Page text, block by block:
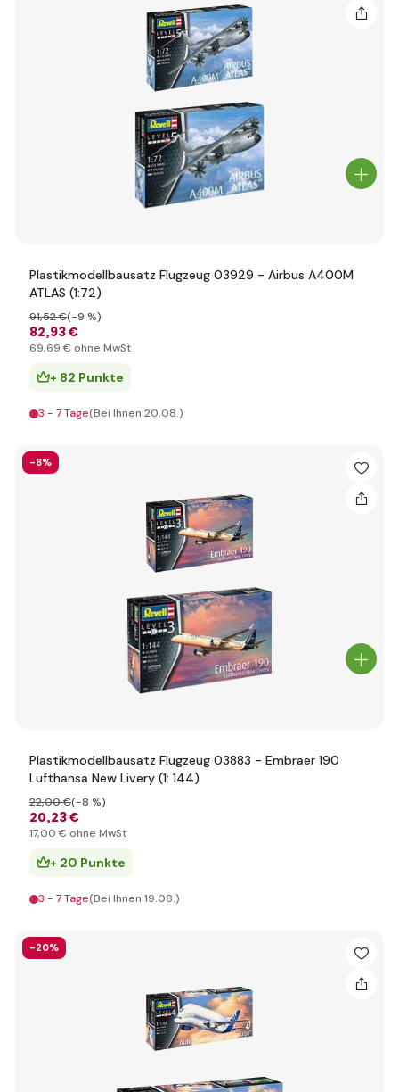
Plastikmodellbausatz Flugzeug 03929 - Airbus A400M
ATLAS (1:72)
82,93 €
91,52 €(-9 %)
69,69 € ohne MwSt
+ 82 Punkte
3 - 7 Tage(Bei Ihnen 20.08.)
-8%
Plastikmodellbausatz Flugzeug 03883 - Embraer 190
Lufthansa New Livery (1: 144)
20,23 €
22,00 €(-8 %)
17,00 € ohne MwSt
+ 20 Punkte
3 - 7 Tage(Bei Ihnen 19.08.)
-20%